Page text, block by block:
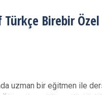
Birebir
uzman bir eğitmen ile